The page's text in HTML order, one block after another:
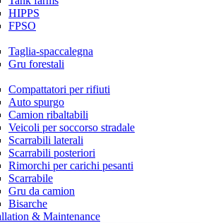
HIPPS
FPSO
Taglia-spaccalegna
Gru forestali
Compattatori per rifiuti
Auto spurgo
Camion ribaltabili
Veicoli per soccorso stradale
Scarrabili laterali
Scarrabili posteriori
Rimorchi per carichi pesanti
Scarrabile
Gru da camion
Bisarche
& Maintenance